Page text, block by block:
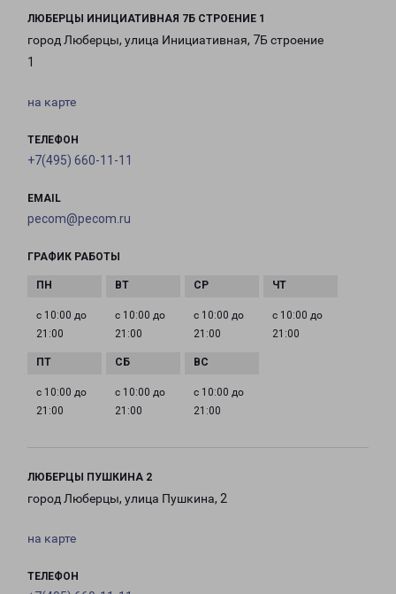
ЛЮБЕРЦЫ ИНИЦИАТИВНАЯ 7Б СТРОЕНИЕ 1
город Люберцы, улица Инициативная, 7Б строение
1
на карте
ТЕЛЕФОН
+7(495) 660-11-11
EMAIL
pecom@pecom.ru
ГРАФИК РАБОТЫ
с 10:00 до
21:00
с 10:00 до
21:00
с 10:00 до
21:00
с 10:00 до
21:00
с 10:00 до
21:00
с 10:00 до
21:00
с 10:00 до
21:00
ЛЮБЕРЦЫ ПУШКИНА 2
город Люберцы, улица Пушкина, 2
на карте
ТЕЛЕФОН